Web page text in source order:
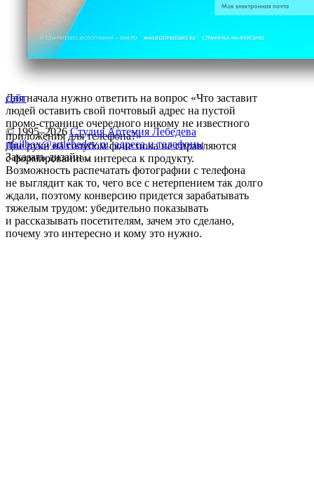
Для начала нужно ответить на вопрос «Что заставит
людей оставить свой почтовый адрес на пустой
промо-странице очередного никому не известного
приложения для телефона?»
Две руки на голубом фоне пока не справляются
с формированием интереса к продукту.
Возможность распечатать фотографии с телефона
не выглядит как то, чего все с нетерпением так долго
ждали, поэтому конверсию придется зарабатывать
тяжелым трудом: убедительно показывать
и рассказывать посетителям, зачем это сделано,
почему это интересно и кому это нужно.
сайт
© 1995–2026 Студия Артемия Лебедева
mailbox@artlebedev.ru, адреса и телефоны
Заказать дизайн...